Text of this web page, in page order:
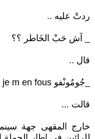
ردتْ عليه ..
_ آش حَبْ الخَاطر ؟؟
قال ..
_جُومُونْفو je m en fous
قالت ...
خارج المقهى جهة